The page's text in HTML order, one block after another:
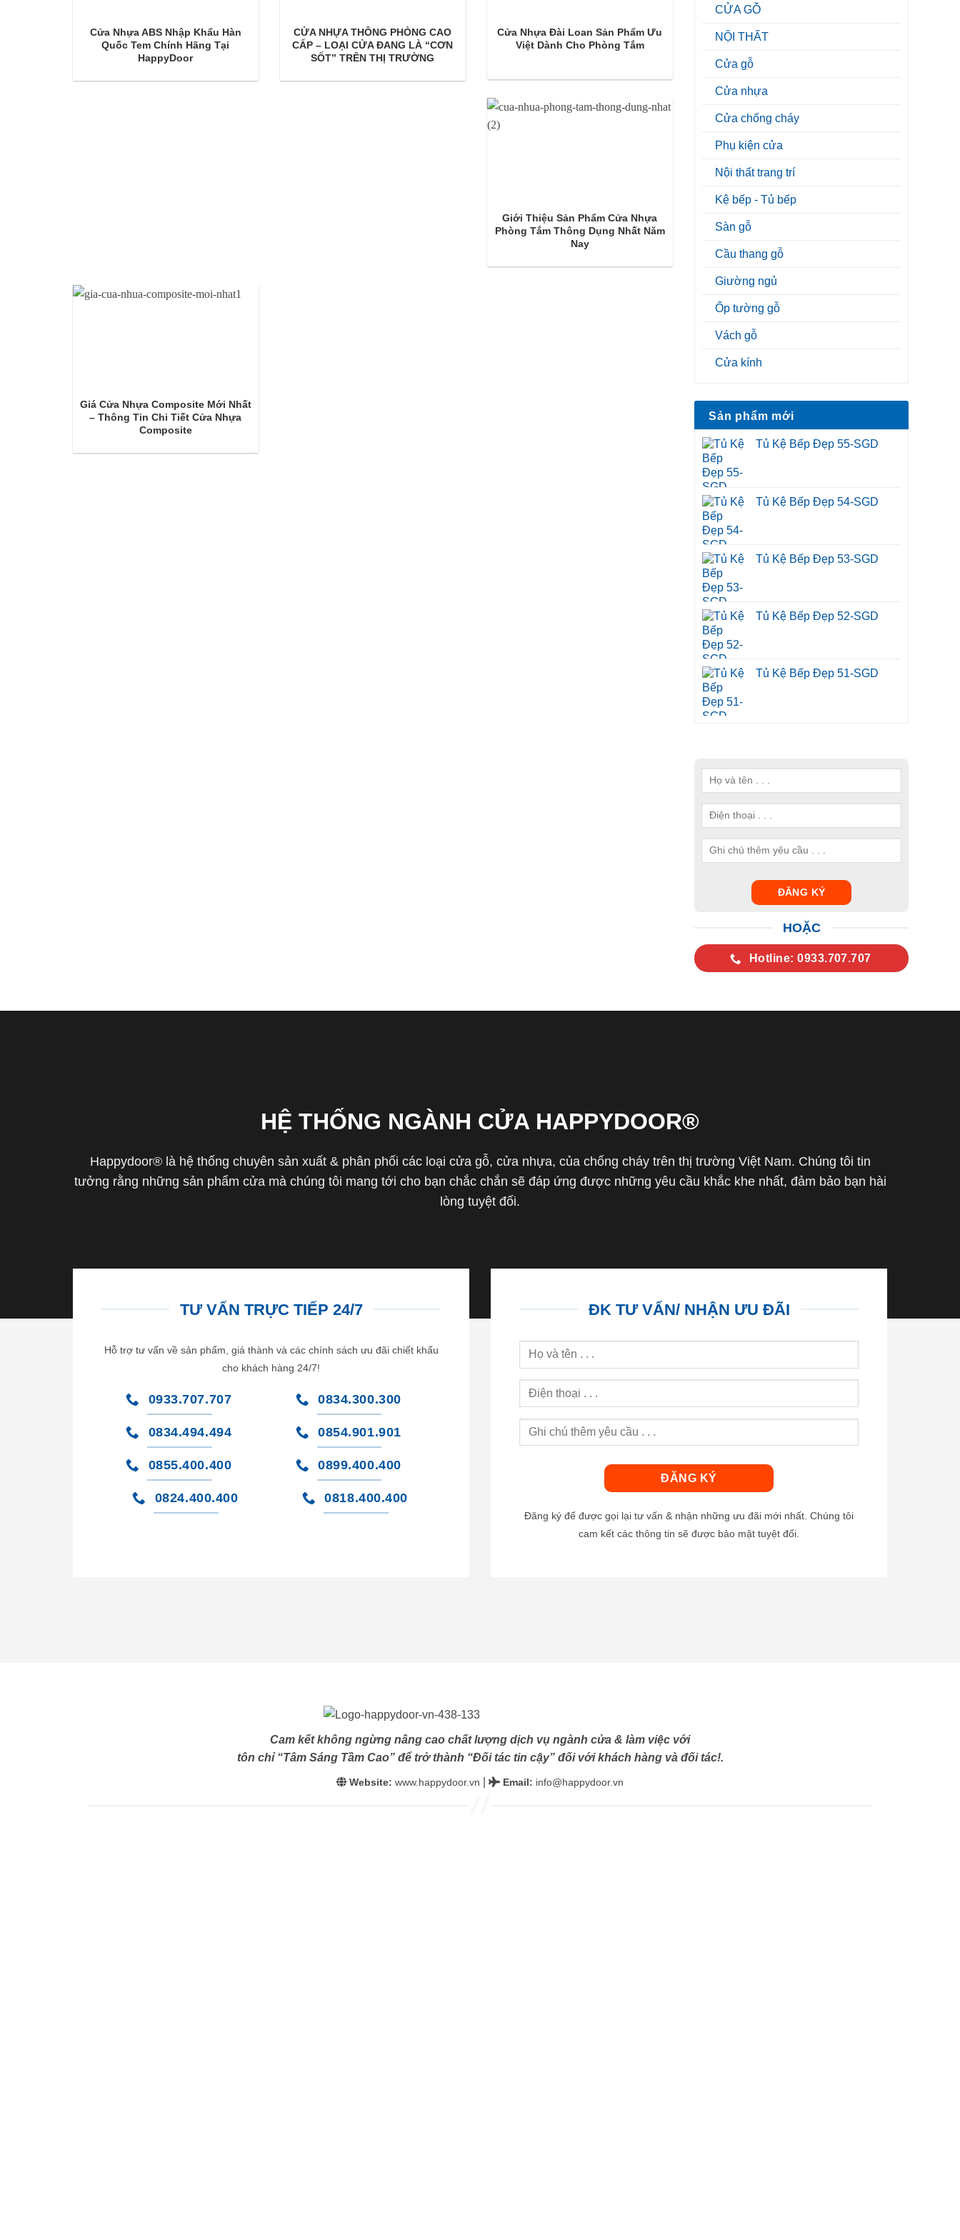
Cửa Nhựa ABS Nhập Khẩu Hàn
Quốc Tem Chính Hãng Tại
HappyDoor
CỬA NHỰA THÔNG PHÒNG CAO
CẤP – LOẠI CỬA ĐANG LÀ “CƠN
SỐT” TRÊN THỊ TRƯỜNG
Cửa Nhựa Đài Loan Sản Phẩm Ưu
Việt Dành Cho Phòng Tắm
Giới Thiệu Sản Phẩm Cửa Nhựa
Phòng Tắm Thông Dụng Nhất Năm
Nay
Giá Cửa Nhựa Composite Mới Nhất
– Thông Tin Chi Tiết Cửa Nhựa
Composite
CỬA GỖ
NỘI THẤT
Cửa gỗ
Cửa nhựa
Cửa chống cháy
Phụ kiện cửa
Nội thất trang trí
Kệ bếp - Tủ bếp
Sàn gỗ
Cầu thang gỗ
Giường ngủ
Ốp tường gỗ
Vách gỗ
Cửa kính
Sản phẩm mới
Tủ Kệ Bếp Đẹp 55-SGD
Tủ Kệ Bếp Đẹp 54-SGD
Tủ Kệ Bếp Đẹp 53-SGD
Tủ Kệ Bếp Đẹp 52-SGD
Tủ Kệ Bếp Đẹp 51-SGD
HOẶC
Hotline: 0933.707.707
HỆ THỐNG NGÀNH CỬA HAPPYDOOR®
Happydoor® là hệ thống chuyên sản xuất & phân phối các loại cửa gỗ, cửa nhựa, của chống cháy trên thị trường Việt Nam. Chúng tôi tin
tưởng rằng những sản phẩm cửa mà chúng tôi mang tới cho bạn chắc chắn sẽ đáp ứng được những yêu cầu khắc khe nhất, đảm bảo bạn hài
lòng tuyệt đối.
TƯ VẤN TRỰC TIẾP 24/7
Hỗ trợ tư vấn về sản phẩm, giá thành và các chính sách ưu đãi chiết khấu
cho khách hàng 24/7!
0933.707.707
0834.494.494
0855.400.400
0824.400.400
0834.300.300
0854.901.901
0899.400.400
0818.400.400
ĐK TƯ VẤN/ NHẬN ƯU ĐÃI
Đăng ký để được gọi lại tư vấn & nhận những ưu đãi mới nhất. Chúng tôi
cam kết các thông tin sẽ được bảo mật tuyệt đối.
Cam kết không ngừng nâng cao chất lượng dịch vụ ngành cửa & làm việc với
tôn chỉ “Tâm Sáng Tầm Cao” để trở thành “Đối tác tin cậy” đối với khách hàng và đối tác!.
Website: www.happydoor.vn Email: info@happydoor.vn